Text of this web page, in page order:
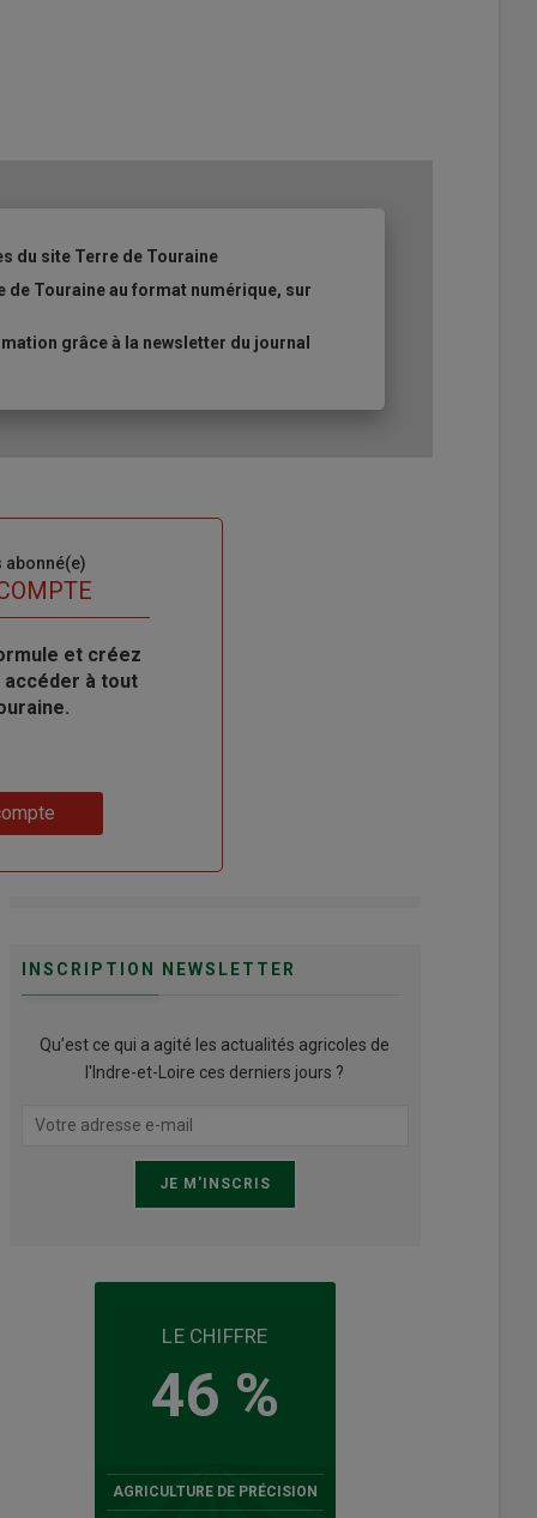
du site Terre de Touraine
de Touraine au format numérique, sur
grâce à la newsletter du journal
abonné(e)
et créez
à tout
INSCRIPTION NEWSLETTER
Qu’est ce qui a agité les actualités agricoles de
l'Indre-et-Loire ces derniers jours ?
LE CHIFFRE
46 %
AGRICULTURE DE PRÉCISION